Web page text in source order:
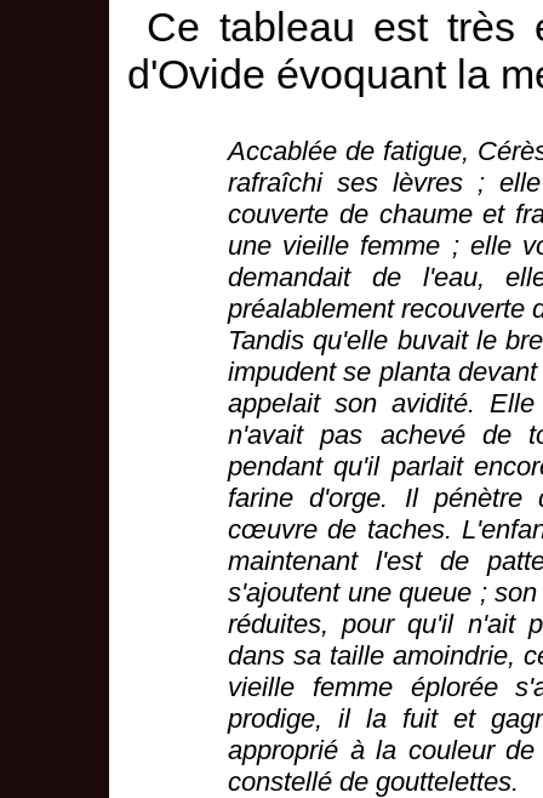
Ce tableau est très
d'Ovide évoquant la
Accablée de fatigue,
rafraîchi ses lèvres ;
couverte de chaume et
une vieille femme ; elle
demandait de l'eau,
préalablement recouverte
Tandis qu'elle buvait le
impudent se planta
appelait son avidité.
n'avait pas achevé de
pendant qu'il parlait
farine d'orge. Il
cœuvre de taches.
maintenant l'est de
s'ajoutent une queue ;
réduites, pour qu'il n'ait
dans sa taille amoindrie,
vieille femme éplorée
prodige, il la fuit et
approprié à la couleur
constellé de gouttelettes.